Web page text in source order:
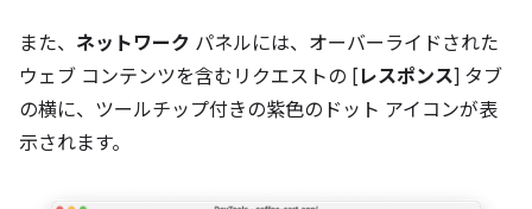
また、 ネットワーク パネルには、オーバーライドされた
ウェブ コンテンツを含むリクエストの [ レスポンス] タブ
の横に、ツールチップ付きの紫色のドット アイコンが表
示されます。